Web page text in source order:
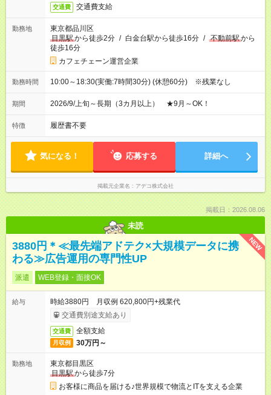
交通費 交通費支給
勤務地
東京都品川区
目黒駅から徒歩2分 / 白金台駅から徒歩16分 / 不動前駅から
徒歩16分
カフェチェーン運営企業
勤務時間 10:00～18:30(実働:7時間30分) (休憩60分) ※残業なし
期間 2026/9/上旬～長期（3カ月以上） ★9月～OK！
特徴 履歴書不要
気になる！ 応募する 詳細へ
掲載元企業名 アデコ株式会社
掲載日：2026.08.06
未読
NEW
3880円＊≪最先端アドテク×大規模データに携
わる≫広告運用の専門性UP
派遣 WEB登録・面接OK
給与
時給3880円 月収例 620,800円+残業代
交通費別途支給あり
交通費 全額支給
月収例 30万円～
勤務地
東京都目黒区
目黒駅から徒歩7分
お客様に商品を届ける♪世界規模で物流とITを支える企業